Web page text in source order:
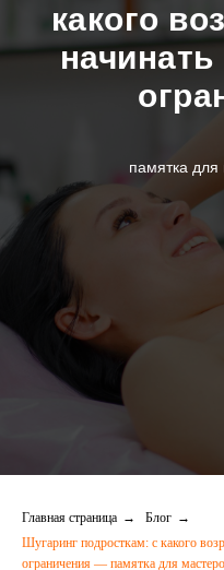
какого
начинать
памятка для
Главная страница → Блог →
Шугаринг подросткам: с какого
ограничения — памятка для